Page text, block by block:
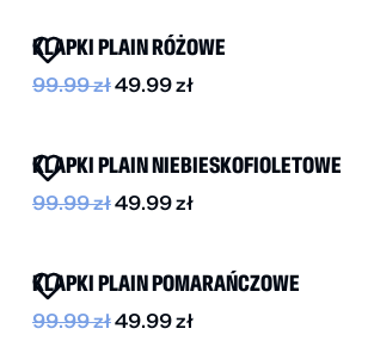
KLAPKI PLAIN RÓŻOWE
99.99zł49.99zł
KLAPKI PLAIN NIEBIESKOFIOLETOWE
99.99zł49.99zł
KLAPKI PLAIN POMARAŃCZOWE
99.99zł49.99zł